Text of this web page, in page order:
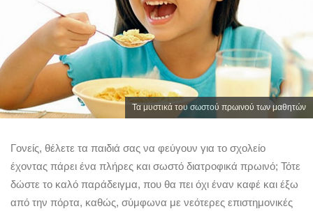
Τα μυστικά του σωστού πρωινού των μαθητών
Γονείς, θέλετε τα παιδιά σας να φεύγουν για το σχολείο
έχοντας πάρει ένα πλήρες και σωστό διατροφικά πρωινό; Τότε
δώστε το καλό παράδειγμα, που θα πει όχι έναν καφέ και έξω
από την πόρτα, καθώς, σύμφωνα με νεότερες επιστημονικές